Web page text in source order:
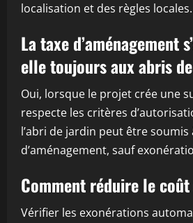
localisation et des règles locales.
La taxe d’aménagement
elle toujours aux abris
Oui, lorsque le projet crée une
respecte les critères
l’abri de jardin peut être soumis
d’aménagement, sauf
Comment réduire le
Vérifier les exonérations